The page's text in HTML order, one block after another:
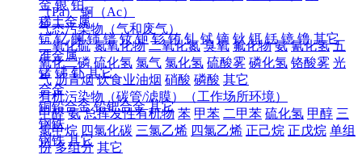
（Pa） 锕（Ac）
气态污染物（气和废气）
二氧化硫 氮氧化物 二氧化氮 臭氧 氟化物 氨 氰化氢 五
氧化二磷 硫化氢 氯气 氯化氢 硫酸雾 磷化氢 铬酸雾 光
气 沥青烟 饮食业油烟 硝酸 磷酸 其它
有机污染物（碳管/滤膜）（工作场所环境）
甲醛 氨 总挥发性有机物 苯 甲苯 二甲苯 硫化氢 甲醇 三
氯甲烷 四氯化碳 三氯乙烯 四氯乙烯 正己烷 正戊烷 单组
份 多组分 其它
金 银 铂
稀土金属
钪 钇 镧 铈 镨 钕 钷 钐 铕 钆 铽 镝 钬 铒 铥 镱 镥 其它
准金属
锗 锑 钋 其它
合金
铜铅合金 铅钯合金 其它
钢铁
钢铁 其它